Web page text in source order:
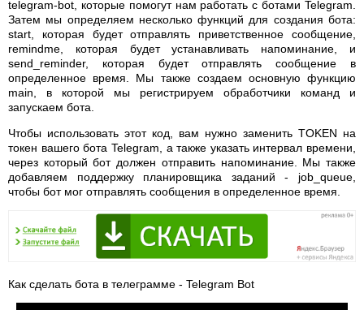
telegram-bot, которые помогут нам работать с ботами Telegram.
Затем мы определяем несколько функций для создания бота:
start, которая будет отправлять приветственное сообщение,
remindme, которая будет устанавливать напоминание, и
send_reminder, которая будет отправлять сообщение в
определенное время. Мы также создаем основную функцию
main, в которой мы регистрируем обработчики команд и
запускаем бота.
Чтобы использовать этот код, вам нужно заменить TOKEN на
токен вашего бота Telegram, а также указать интервал времени,
через который бот должен отправить напоминание. Мы также
добавляем поддержку планировщика заданий - job_queue,
чтобы бот мог отправлять сообщения в определенное время.
Как сделать бота в телеграмме - Telegram Bot